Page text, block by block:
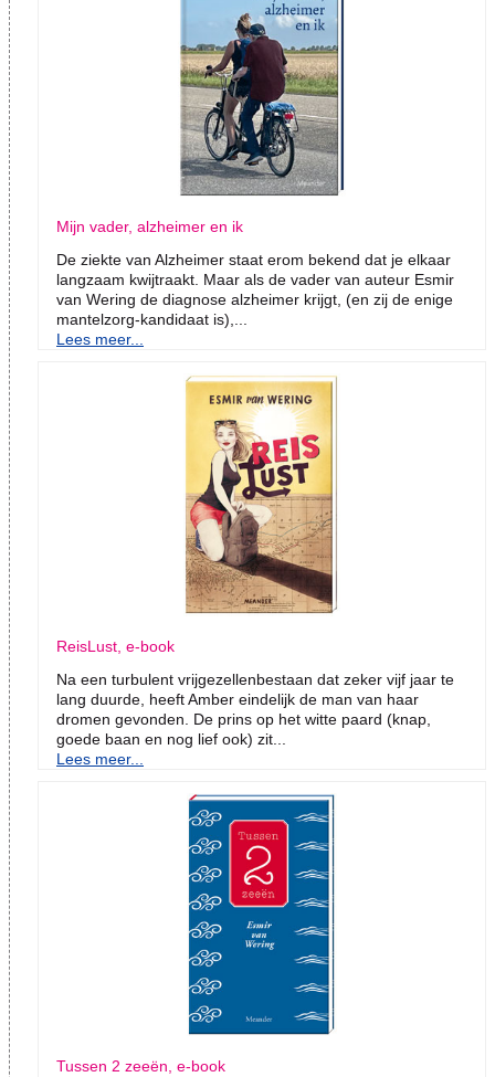
Mijn vader, alzheimer en ik
De ziekte van Alzheimer staat erom bekend dat je elkaar
langzaam kwijtraakt. Maar als de vader van auteur Esmir
van Wering de diagnose alzheimer krijgt, (en zij de enige
mantelzorg-kandidaat is),...
Lees meer...
ReisLust, e-book
Na een turbulent vrijgezellenbestaan dat zeker vijf jaar te
lang duurde, heeft Amber eindelijk de man van haar
dromen gevonden. De prins op het witte paard (knap,
goede baan en nog lief ook) zit...
Lees meer...
Tussen 2 zeeën, e-book